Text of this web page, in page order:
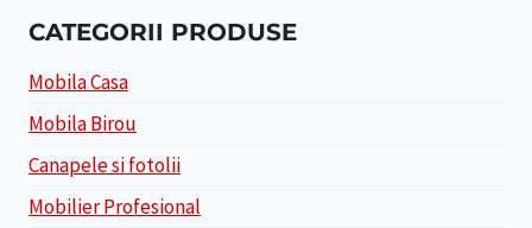
CATEGORII PRODUSE
Mobila Casa
Mobila Birou
Canapele si fotolii
Mobilier Profesional